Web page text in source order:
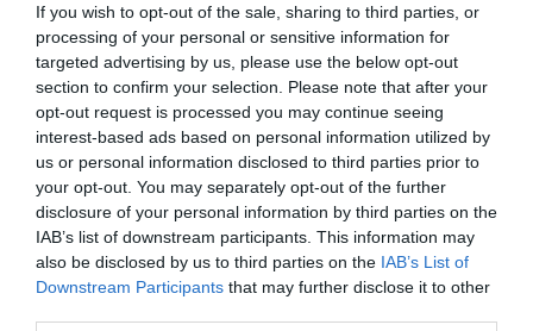
If you wish to opt-out of the sale, sharing to third parties, or
processing of your personal or sensitive information for
targeted advertising by us, please use the below opt-out
section to confirm your selection. Please note that after your
opt-out request is processed you may continue seeing
interest-based ads based on personal information utilized by
us or personal information disclosed to third parties prior to
your opt-out. You may separately opt-out of the further
disclosure of your personal information by third parties on the
IAB’s list of downstream participants. This information may
also be disclosed by us to third parties on the IAB’s List of
Downstream Participants that may further disclose it to other
Enkel isglass med
vätskeersättning
Det här enkla receptet på isglass med vätskeersättning är
ett perfekt mammahack när barnen är sjuka och inte får i
sig tillräckligt med vätska.